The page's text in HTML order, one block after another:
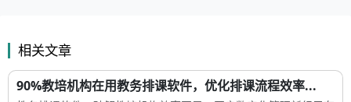
相关文章
90%教培机构在用教务排课软件，优化排课流程效率...